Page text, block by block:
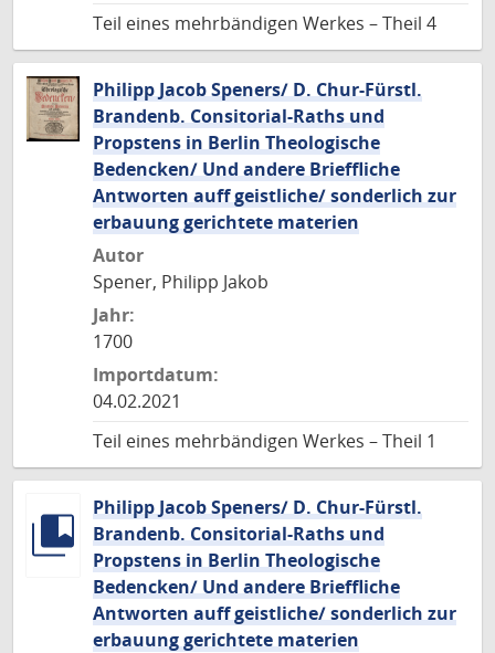
Teil eines mehrbändigen Werkes – Theil 4
Philipp Jacob Speners/ D. Chur-Fürstl.
Brandenb. Consitorial-Raths und
Propstens in Berlin Theologische
Bedencken/ Und andere Brieffliche
Antworten auff geistliche/ sonderlich zur
erbauung gerichtete materien
Autor
Spener, Philipp Jakob
Jahr:
1700
Importdatum:
04.02.2021
Teil eines mehrbändigen Werkes – Theil 1
Philipp Jacob Speners/ D. Chur-Fürstl.
Brandenb. Consitorial-Raths und
Propstens in Berlin Theologische
Bedencken/ Und andere Brieffliche
Antworten auff geistliche/ sonderlich zur
erbauung gerichtete materien